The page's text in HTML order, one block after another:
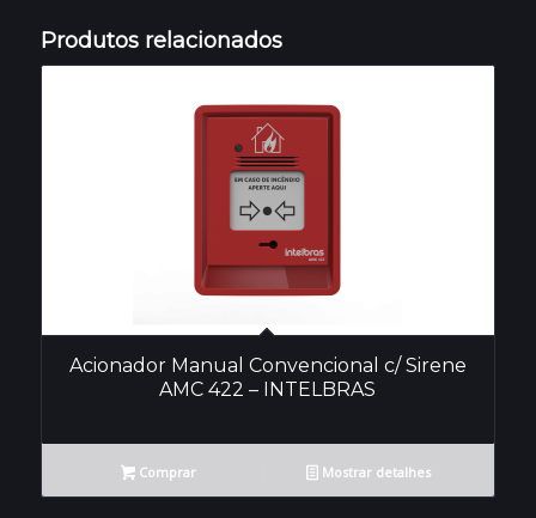
Produtos relacionados
Acionador Manual Convencional c/ Sirene
AMC 422 – INTELBRAS
Comprar Mostrar detalhes